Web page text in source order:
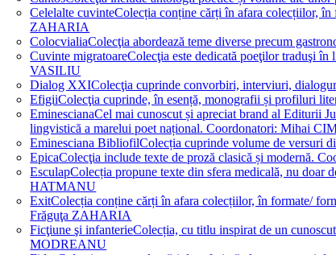
Celelalte cuvinteColecția conține cărți în afara colecțiilor,
ZAHARIA
ColocvialiaColecţia abordează teme diverse precum
Cuvinte migratoareColecţia este dedicată poeţilor traduşi
VASILIU
Dialog XXIColecţia cuprinde convorbiri, interviuri,
EfigiiColecţia cuprinde, în esență, monografii și profiluri
EminescianaCel mai cunoscut și apreciat brand al Editurii
lingvistică a marelui poet național. Coordonatori: Mihai
Eminesciana BibliofilColecția cuprinde volume de versuri
EpicaColecţia include texte de proză clasică și modernă.
EsculapColecția propune texte din sfera medicală, nu doar
HATMANU
ExitColecția conține cărți în afara colecțiilor, în formate/
Frăguţa ZAHARIA
Ficţiune şi infanterieColecția, cu titlu inspirat de un
MODREANU